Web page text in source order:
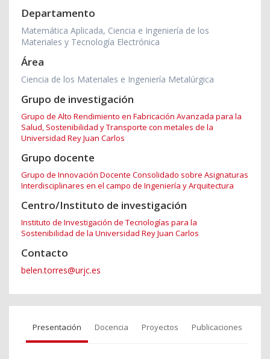
Departamento
Matemática Aplicada, Ciencia e Ingeniería de los
Materiales y Tecnología Electrónica
Área
Ciencia de los Materiales e Ingeniería Metalúrgica
Grupo de investigación
Grupo de Alto Rendimiento en Fabricación Avanzada para la
Salud, Sostenibilidad y Transporte con metales de la
Universidad Rey Juan Carlos
Grupo docente
Grupo de Innovación Docente Consolidado sobre Asignaturas
Interdisciplinares en el campo de Ingeniería y Arquitectura
Centro/Instituto de investigación
Instituto de Investigación de Tecnologías para la
Sostenibilidad de la Universidad Rey Juan Carlos
Contacto
belen.torres@urjc.es
Presentación Docencia Proyectos Publicaciones